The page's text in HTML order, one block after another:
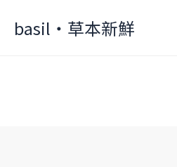
basil‧草本新鮮